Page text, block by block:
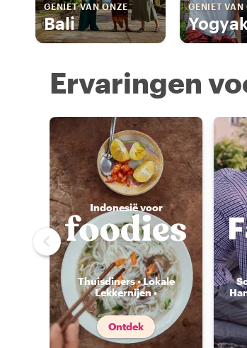
GENIET VAN ONZE
Bali
GENIET VAN
Ervaringen
Indonesië voor
Thuisdiners • Lokale
Lekkernijen •
Voedselmarkten...
Ontdek